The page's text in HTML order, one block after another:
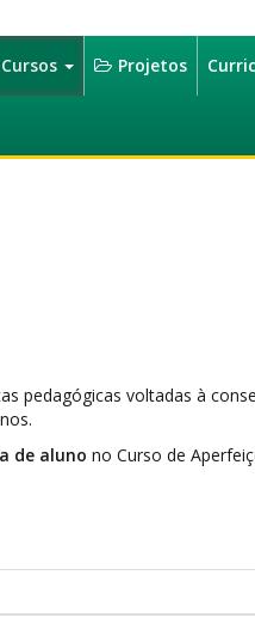
Cursos Projetos
pedagógicas voltadas à
de aluno no Curso de